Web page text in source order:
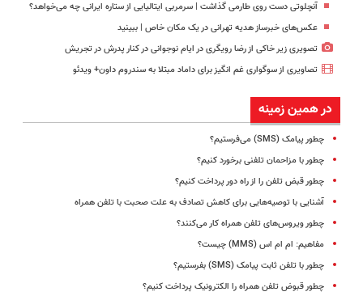
آنچلوتی دست روی طارمی گذاشت | سرمربی ایتالیایی از ستاره ایرانی چه می‌خواهد؟
عکس‌های خبرساز هدیه تهرانی در یک مکان خاص | ببینید
تصویری زیر خاکی از رضا رویگری در ایام نوجوانی در کنار پدرش در تجریش
تصاویری از سوگواری غم انگیز برای داماد مبتلا به سندروم داون+ ویدئو
در همین زمینه
چطور پیامک (SMS) می‌فرستیم؟
چطور با مزاحمان تلفنی برخورد کنیم؟
چطور قبض تلفن را از راه دور پرداخت کنیم؟
آشنایی با توصیه‌هایی برای کاهش تصادف به علت صحبت با تلفن همراه
چطور ویروس‌های تلفن‌ همراه کار می‌کنند؟
مفاهیم: ام ام ‌اس (MMS) چیست؟
چطور با تلفن ثابت پیامک (SMS) بفرستیم؟
چطور قبوض تلفن همراه را الکترونیک پرداخت کنیم؟